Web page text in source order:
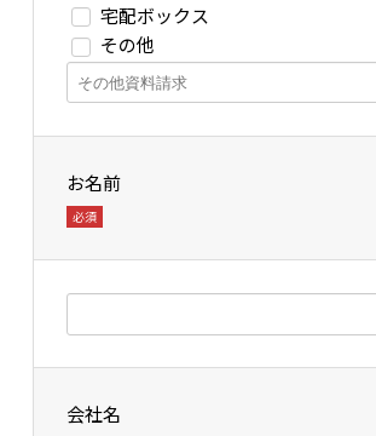
宅配ボックス
その他
お名前
必須
会社名